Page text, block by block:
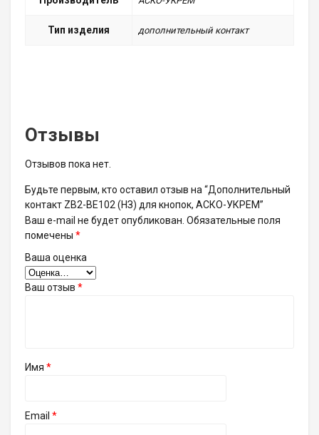
Тип изделия дополнительный контакт
Отзывы
Отзывов пока нет.
Будьте первым, кто оставил отзыв на “Дополнительный
контакт ZB2-BE102 (НЗ) для кнопок, АСКО-УКРЕМ”
Ваш e-mail не будет опубликован. Обязательные поля
помечены *
Ваша оценка
Ваш отзыв *
Имя *
Email *